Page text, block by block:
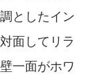
としたイン
面してリラ
一面がホワ